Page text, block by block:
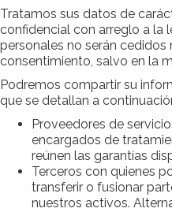
Tratamos sus datos de
confidencial con arreglo a la
personales no serán cedidos
consentimiento, salvo en la
Podremos compartir su
que se detallan a
Proveedores de
encargados de
reúnen las garantías
Terceros con quienes
transferir o fusionar
nuestros activos.